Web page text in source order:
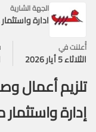
الجهة الشارية
ادارة
أُعلنت في
الثلاثاء 5 أيار 2026
تلزيم أعمال
إدارة